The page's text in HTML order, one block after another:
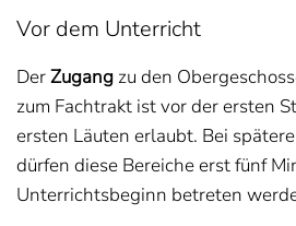
Vor dem Unterricht
DerZugang zu den
zum Fachtrakt ist vor der ersten
ersten Läuten erlaubt. Bei
dürfen diese Bereiche erst fünf
Unterrichtsbeginn betreten